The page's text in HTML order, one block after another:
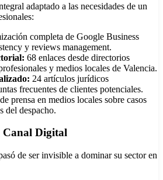
adaptado a las necesidades de un
completa de Google Business
y reviews management.
68 enlaces desde directorios
y medios locales de Valencia.
24 artículos jurídicos
frecuentes de clientes potenciales.
prensa en medios locales sobre casos
del despacho.
Canal Digital
de ser invisible a dominar su sector en